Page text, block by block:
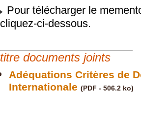
Pour télécharger le
cliquez-ci-dessous.
titre documents joints
Adéquations Critères de
Internationale (PDF - 506.2 ko)